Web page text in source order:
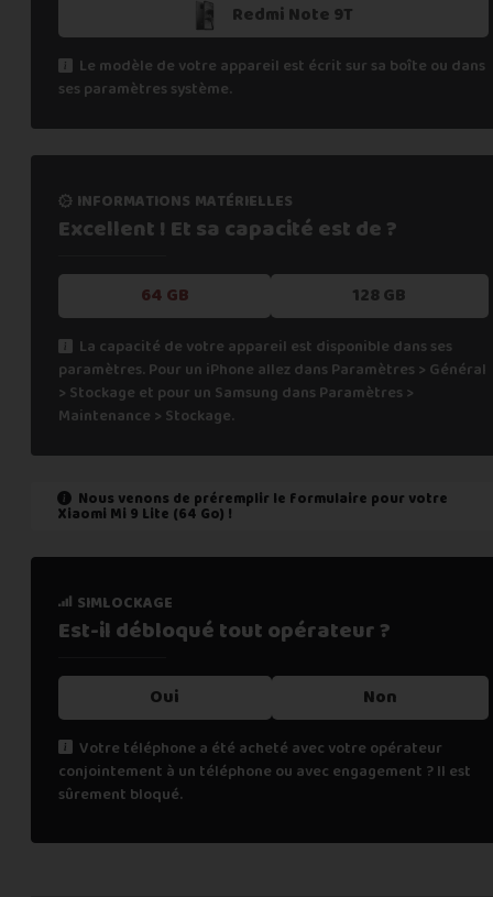
Redmi Note 9T
Le modèle de votre appareil est écrit sur sa boîte ou dans
ses paramètres système.
informations matérielles
Excellent ! Et sa capacitéest de ?
64 GB 128 GB
La capacité de votre appareil est disponible dans ses
paramètres. Pour un iPhone allez dans Paramètres > Général
> Stockage et pour un Samsung dans Paramètres >
Maintenance > Stockage.
Nous venons de préremplir le formulaire pour votre
Xiaomi Mi 9 Lite (64 Go) !
simlockage
Est-il débloqué toutopérateur ?
Oui Non
Votre téléphone a été acheté avec votre opérateur
conjointement à un téléphone ou avec engagement ? Il est
sûrement bloqué.
état de marche
Est-il fonctionnel ?
Non
Cochez "non" si une des affirmations suivantes est vraie :
les appels téléphoniques ne fonctionnent pas,